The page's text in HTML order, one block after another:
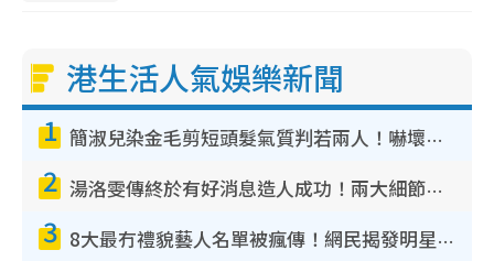
港生活人氣娛樂新聞
1 簡淑兒染金毛剪短頭髮氣質判若兩人！嚇壞老公麥大力都認唔出：「你做咩事？」
2 湯洛雯傳終於有好消息造人成功！兩大細節曝孕味極濃惹猜測：大肚婆先會咁！
3 8大最冇禮貌藝人名單被瘋傳！網民揭發明星真面目 一致數臭呢位係無品天花板？